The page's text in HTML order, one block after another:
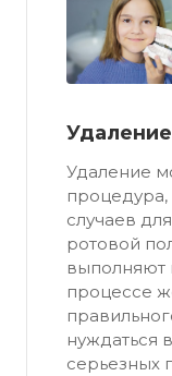
Удаление
случаев
ротовой
выполняют
процессе
нуждаться
серьезных